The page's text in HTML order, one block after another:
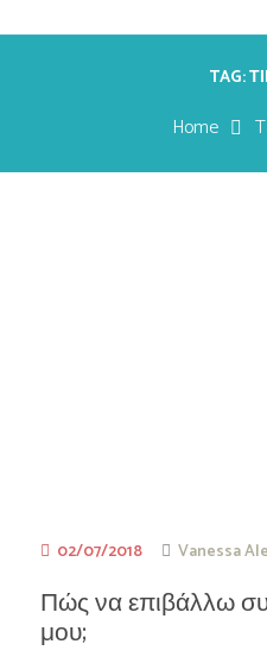
TAG:
Home
02/07/2018 Vanessa
Πώς να επιβάλλω
μου;